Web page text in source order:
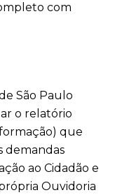
com
São Paulo
o relatório
que
demandas
ao Cidadão e
Ouvidoria